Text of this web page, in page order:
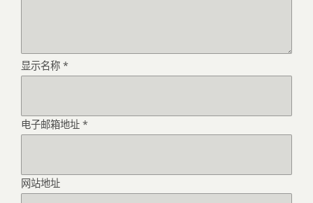
显示名称 *
电子邮箱地址 *
网站地址